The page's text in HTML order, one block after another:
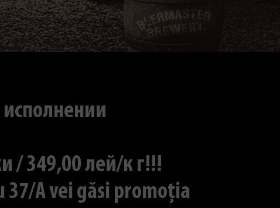
исполнении
/ 349,00 лей/к г!!!
37/A vei găsi promoția